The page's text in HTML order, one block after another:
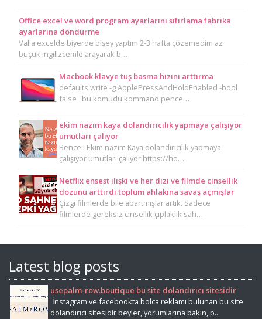
Office excel ve word program ayarlarını sıfırlama fabrika
ayarlarına döndürme
Valla excelde biyerde bişey yaptım 2-3 hafta çözemedim az
buçuk ingilizcemle arayarak b…
Macbook klavye tuş basma hızını arttırma
defaults write -g ApplePressAndHoldEnabled -bool
false bu komudu kommand pence…
ekim nazım kaya dolandırıcılık yapmaya çalışıyor
umutları çalıyor
Bence ! Ekim nazım Kaya dolandırıcılık yapmaya
çalışıyor umutları çalıyor https://ho…
Netflix ensest ilişki ve her dizi ve filmde cinsellik
dozunu arttırdı toplum ahlakına savaş açmışlar
Çizgi filmlerde bile abartmışlar artık. Sadece
filmlerde gereksiz cinsellik çıplaklık sah…
Latest blog posts
usepalm-row.boutique bu site dolandırıcı sitesidir
İnstagram ve facebookta bolca reklamı bulunan bu site
dolandırıcı sitesidir beyler, yorumlarına bakın, p...